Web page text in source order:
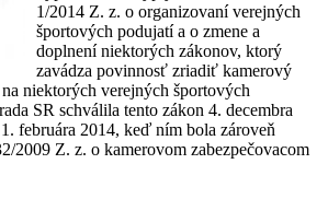
1/2014 Z. z. o organizovaní verejných
športových podujatí a o zmene a
doplnení niektorých zákonov, ktorý
zavádza povinnosť zriadiť kamerový
niektorých verejných športových
SR schválila tento zákon 4. decembra
februára 2014, keď ním bola zároveň
2009 Z. z. o kamerovom zabezpečovacom